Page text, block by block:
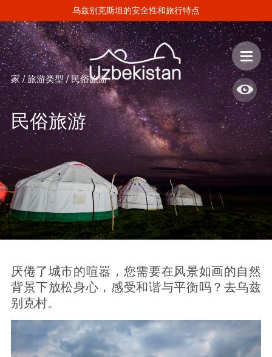
乌兹别克斯坦的安全性和旅行特点
家 / 旅游类型 / 民俗旅游
民俗旅游
厌倦了城市的喧嚣，您需要在风景如画的自然
背景下放松身心，感受和谐与平衡吗？去乌兹
别克村。